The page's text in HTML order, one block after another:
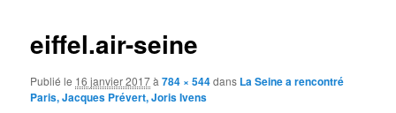
eiffel.air-seine
Publié le 16 janvier 2017à784 × 544dans La Seine a rencontré
Paris, Jacques Prévert, Joris Ivens